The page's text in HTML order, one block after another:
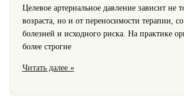
Целевое артериальное давление зависит не
возраста, но и от переносимости терапии,
болезней и исходного риска. На практике
более строгие
Давление
Читать далее »